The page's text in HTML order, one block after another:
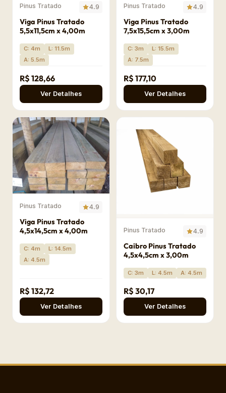
Pinus Tratado 4.9
Viga Pinus Tratado
5,5x11,5cm x 4,00m
C: 4m
L: 11.5m
A: 5.5m
R$ 128,66
Ver Detalhes
Pinus Tratado 4.9
Viga Pinus Tratado
7,5x15,5cm x 3,00m
C: 3m
L: 15.5m
A: 7.5m
R$ 177,10
Ver Detalhes
Pinus Tratado 4.9
Viga Pinus Tratado
4,5x14,5cm x 4,00m
C: 4m
L: 14.5m
A: 4.5m
R$ 132,72
Ver Detalhes
Pinus Tratado 4.9
Caibro Pinus Tratado
4,5x4,5cm x 3,00m
C: 3m L: 4.5m A: 4.5m
R$ 30,17
Ver Detalhes